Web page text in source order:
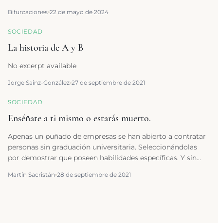
Bifurcaciones 22 de mayo de 2024
SOCIEDAD
La historia de A y B
No excerpt available
Jorge Sainz-González 27 de septiembre de 2021
SOCIEDAD
Enséñate a ti mismo o estarás muerto.
Apenas un puñado de empresas se han abierto a contratar
personas sin graduación universitaria. Seleccionándolas
por demostrar que poseen habilidades específicas. Y sin
Martín Sacristán 28 de septiembre de 2021